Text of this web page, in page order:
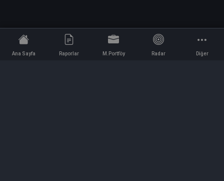
Ana Sayfa Raporlar M.Portföy Radar Diğer